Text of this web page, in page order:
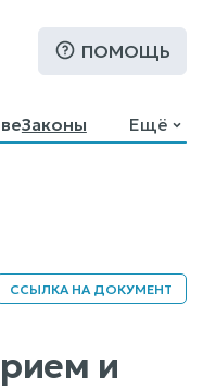
ПОМОЩЬ
Законы
Ещё
ССЫЛКА НА ДОКУМЕНТ
и